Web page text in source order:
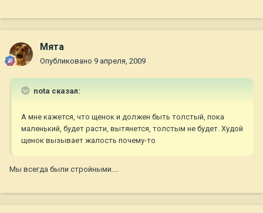
Мята
Опубликовано 9 апреля, 2009
nota сказал:
А мне кажется, что щенок и должен быть толстый, пока
маленький, будет расти, вытянется, толстым не будет. Худой
щенок вызывает жалость почему-то
Мы всегда были стройными....